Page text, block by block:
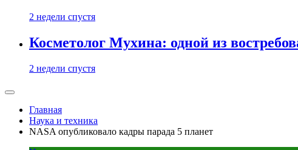
2 недели спустя
Косметолог Мухина: одной из
2 недели спустя
Главная
Наука и техника
NASA опубликовало кадры парада 5 планет